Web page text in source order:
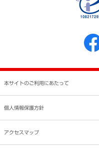
反社会的勢力に対する基本方針
書面による個人情報の開示等の請
本サイトのご利用にあたって
個人情報保護方針
アクセスマップ